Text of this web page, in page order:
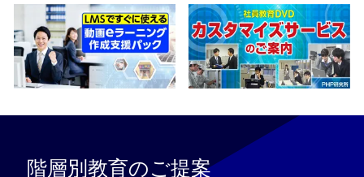
階層別教育のご提案